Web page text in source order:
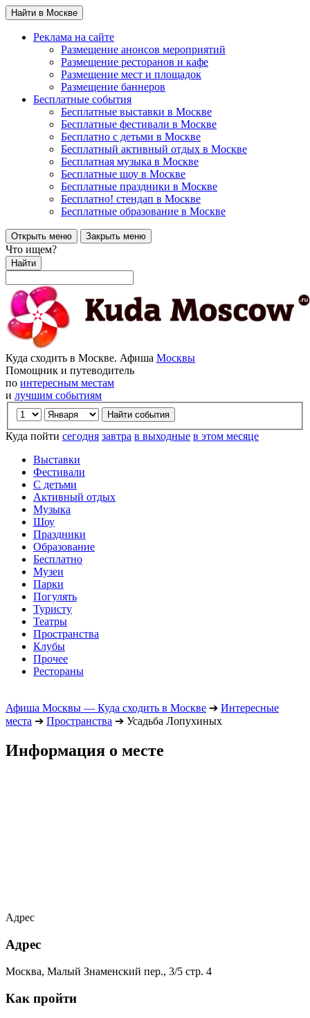
Найти в Москве
Реклама на сайте
Размещение анонсов мероприятий
Размещение ресторанов и кафе
Размещение мест и площадок
Размещение баннеров
Бесплатные события
Бесплатные выставки в Москве
Бесплатные фестивали в Москве
Бесплатно с детьми в Москве
Бесплатный активный отдых в Москве
Бесплатная музыка в Москве
Бесплатные шоу в Москве
Бесплатные праздники в Москве
Бесплатно! стендап в Москве
Бесплатные образование в Москве
Открыть меню Закрыть меню
Что ищем?
Найти
Куда сходить в Москве. Афиша Москвы
Помощник и путеводитель
по интересным местам
и лучшим событиям
Куда пойти сегодня завтра в выходные в этом месяце
Выставки
Фестивали
С детьми
Активный отдых
Музыка
Шоу
Праздники
Образование
Бесплатно
Музеи
Парки
Погулять
Туристу
Театры
Пространства
Клубы
Прочее
Рестораны
Афиша Москвы — Куда сходить в Москве ➔ Интересные
места ➔ Пространства ➔ Усадьба Лопухиных
Информация о месте
Адрес
Адрес
Москва, Малый Знаменский пер., 3/5 стр. 4
Как пройти